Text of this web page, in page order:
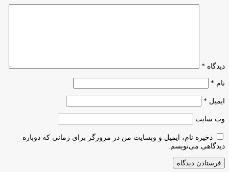
دیدگاه *
نام *
ایمیل *
وب‌ سایت
ذخیره نام، ایمیل و وبسایت من در مرورگر برای زمانی که دوباره
دیدگاهی می‌نویسم.